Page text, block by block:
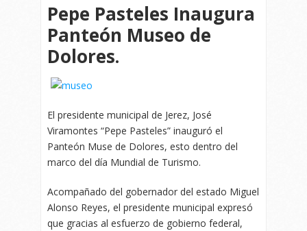
Pepe Pasteles Inaugura
Panteón Museo de
Dolores.
El presidente municipal de Jerez, José
Viramontes “Pepe Pasteles” inauguró el
Panteón Muse de Dolores, esto dentro del
marco del día Mundial de Turismo.
Acompañado del gobernador del estado Miguel
Alonso Reyes, el presidente municipal expresó
que gracias al esfuerzo de gobierno federal,